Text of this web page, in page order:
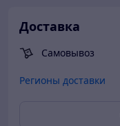
Доставка
Самовывоз
Регионы доставки